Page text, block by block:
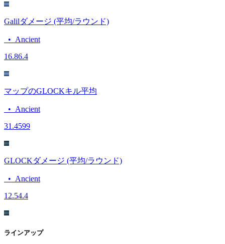
Galilダメージ (平均/ラウンド)
• Ancient
16.86.4
マップのGLOCKキル平均
• Ancient
31.4599
GLOCKダメージ (平均/ラウンド)
• Ancient
12.54.4
ラインアップ